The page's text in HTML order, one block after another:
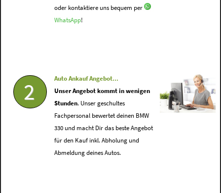
oder kontaktiere uns bequem per
WhatsApp!
2
Auto Ankauf Angebot...
Unser Angebot kommt in wenigen
Stunden. Unser geschultes
Fachpersonal bewertet deinen BMW
330 und macht Dir das beste Angebot
für den Kauf inkl. Abholung und
Abmeldung deines Autos.